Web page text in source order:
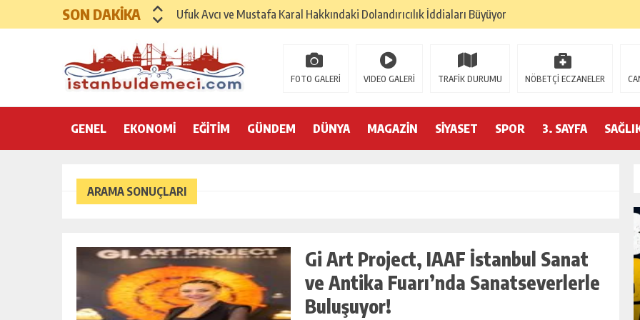
SON DAKİKA
Ufuk Avcı ve Mustafa Karal Hakkındaki Dolandırıcılık İddiaları Büyüyor
Hayırsever İş İnsanı Mehmet Aslan: “Çanakkale, Bir Milletin Yeniden Doğuşudur”
Sinemada Yapay Zeka Sempozyumu Beyoğlu’nda Düzenleniyor
İspanya Sağlık Turizminde 2026 Hedeflerini Büyütüyor
SANAYİ VE TİCARET KONFEDERASYONU SANKON DAN HALİL FALYALI İÇİN MESAJ YAYINLADI
AKADEMİDE VE SEKTÖRDE DEPREM: KONFEDERASYON BAŞKANI HAKKINDA ‘SAHTE DOKTORA’
FOTO GALERİ VIDEO GALERİ TRAFİK DURUMU NÖBETÇİ ECZANELER
GENEL EKONOMİ EĞİTİM GÜNDEM DÜNYA MAGAZİN SİYASET SPOR 3. SAYFA
ARAMA SONUÇLARI
Gi Art Project, IAAF İstanbul Sanat
ve Antika Fuarı’nda Sanatseverlerle
Buluşuyor!
HAYIRSEVER İŞ İNSANI MEHMET ASLAN:
ERUH-DER PIKNIĞINDE BARIŞ, BIRLIK VE